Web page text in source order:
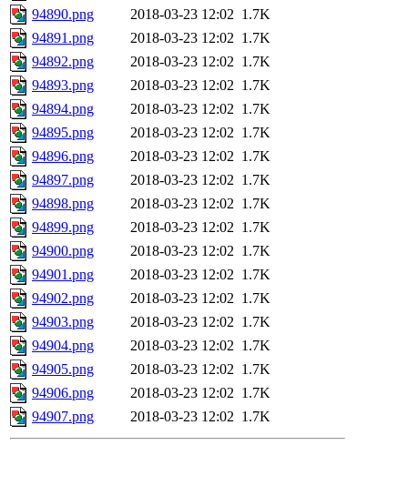
94890.png
2018-03-23 12:02 1.7K
94891.png
2018-03-23 12:02 1.7K
94892.png
2018-03-23 12:02 1.7K
94893.png
2018-03-23 12:02 1.7K
94894.png
2018-03-23 12:02 1.7K
94895.png
2018-03-23 12:02 1.7K
94896.png
2018-03-23 12:02 1.7K
94897.png
2018-03-23 12:02 1.7K
94898.png
2018-03-23 12:02 1.7K
94899.png
2018-03-23 12:02 1.7K
94900.png
2018-03-23 12:02 1.7K
94901.png
2018-03-23 12:02 1.7K
94902.png
2018-03-23 12:02 1.7K
94903.png
2018-03-23 12:02 1.7K
94904.png
2018-03-23 12:02 1.7K
94905.png
2018-03-23 12:02 1.7K
94906.png
2018-03-23 12:02 1.7K
94907.png
2018-03-23 12:02 1.7K